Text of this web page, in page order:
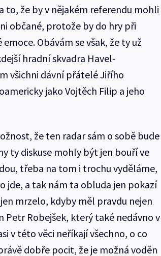
to, že by v nějakém referendu mohli
občané, protože by do hry při
Obávám se však, že ty už
hradní skvadra Havel-
všichni dávní přátelé Jiřího
jako Vojtěch Filip a jeho
že ten radar sám o sobě bude
ty diskuse mohly být jen bouří ve
třeba na tom i trochu vyděláme,
jde, a tak nám ta obluda jen pokazí
mrzelo, kdyby měl pravdu nejen
Petr Robejšek, který také nedávno v
v této věci neříkají všechno, o co
dobře pocit, že je možná voděn